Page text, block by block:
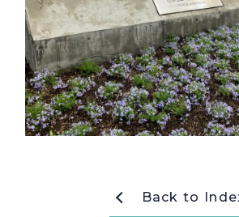
製品＆サービス Products&Service
研究開発 R&D
新着情報 News&Topics
Back to